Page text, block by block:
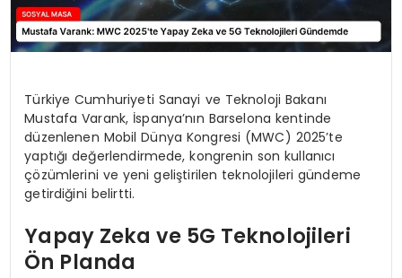
Türkiye Cumhuriyeti Sanayi ve Teknoloji Bakanı
Mustafa Varank, İspanya’nın Barselona kentinde
düzenlenen Mobil Dünya Kongresi (MWC) 2025’te
yaptığı değerlendirmede, kongrenin son kullanıcı
çözümlerini ve yeni geliştirilen teknolojileri gündeme
getirdiğini belirtti.
Yapay Zeka ve 5G Teknolojileri
Ön Planda